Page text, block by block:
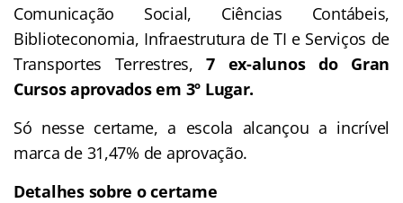
Comunicação Social, Ciências Contábeis,
Biblioteconomia, Infraestrutura de TI e Serviços de
Transportes Terrestres,7 ex-alunos do Gran
Cursos aprovados em 3º Lugar.
Só nesse certame, a escola alcançou a incrível
marca de 31,47% de aprovação.
Detalhes sobre o certame